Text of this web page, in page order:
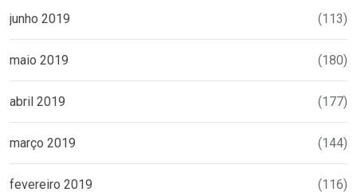
junho 2019 (113)
maio 2019 (180)
abril 2019 (177)
março 2019 (144)
fevereiro 2019 (116)